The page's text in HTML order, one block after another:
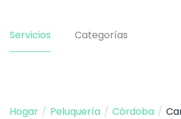
Servicios Categorías
Hogar / Peluquería / Córdoba /